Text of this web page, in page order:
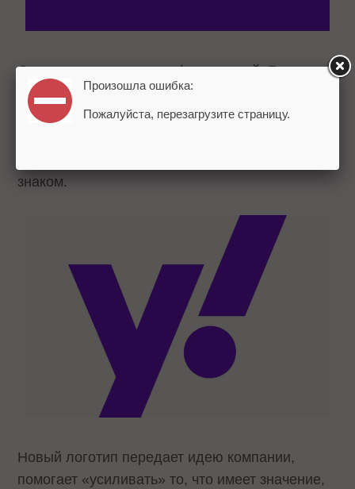
Основным цветом стал фиолетовый. Буквы
дизайнеры сделали более круглыми и
толстыми, а восклицательный знак набрали
знаком.
Новый логотип передает идею компании,
помогает «усиливать» то, что имеет значение,
Произошла ошибка:
Пожалуйста, перезагрузите страницу.